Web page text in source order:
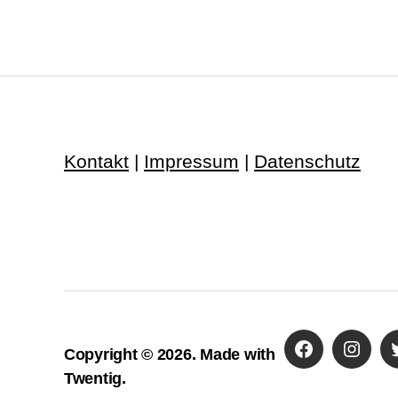
Kontakt | Impressum | Datenschutz
Copyright © 2026. Made with
Twentig.
Facebook